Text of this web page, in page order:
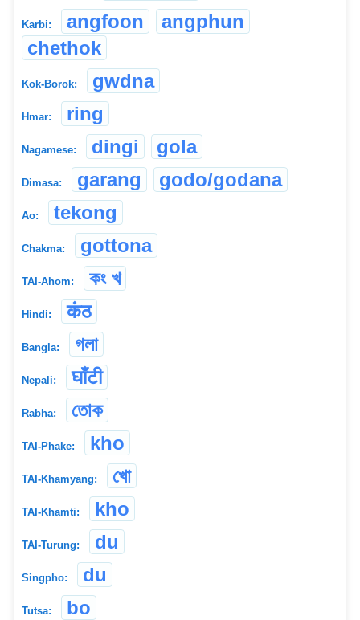
Karbi: angfoon
angphun
chethok
Kok-Borok: gwdna
Hmar: ring
Nagamese: dingi gola
Dimasa: garang godo/godana
Ao: tekong
Chakma: gottona
TAI-Ahom: কং খ
Hindi: कंठ
Bangla: গলা
Nepali: घाँटी
Rabha: তোক
TAI-Phake: kho
TAI-Khamyang: খো
TAI-Khamti: kho
TAI-Turung: du
Singpho: du
Tutsa: bo